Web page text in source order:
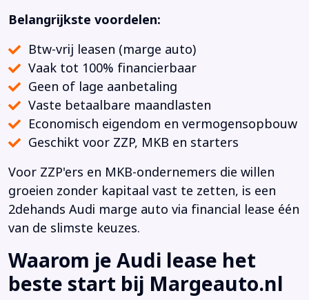
Belangrijkste voordelen:
Btw-vrij leasen (marge auto)
Vaak tot 100% financierbaar
Geen of lage aanbetaling
Vaste betaalbare maandlasten
Economisch eigendom en vermogensopbouw
Geschikt voor ZZP, MKB en starters
Voor ZZP'ers en MKB-ondernemers die willen
groeien zonder kapitaal vast te zetten, is een
2dehands Audi marge auto via financial lease één
van de slimste keuzes.
Waarom je Audi lease het
beste start bij Margeauto.nl